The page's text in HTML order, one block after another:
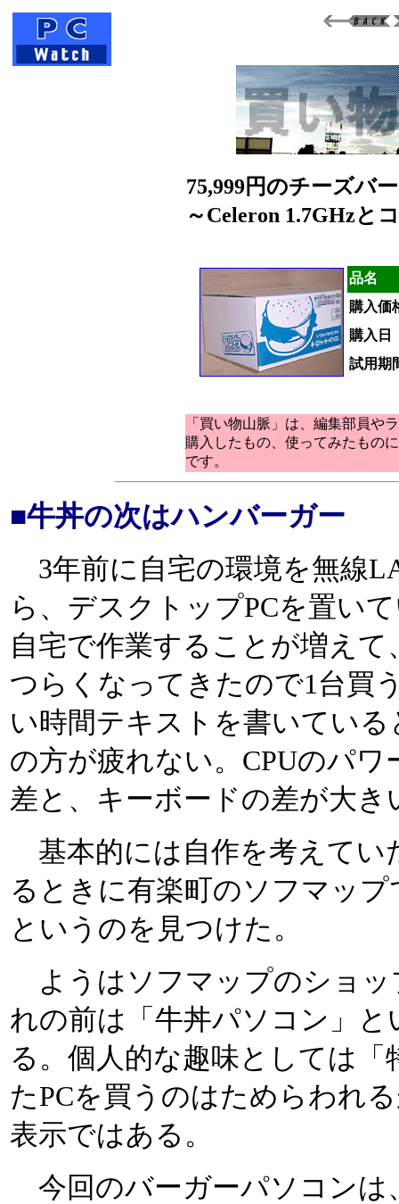
75,999円のチーズバ
～Celeron 1.7GHzと
品名
購入価
購入日
試用期
「買い物山脈」は、編集部員や
購入したもの、使ってみたもの
です。
■牛丼の次はハンバーガー
3年前に自宅の環境を無線
ら、デスクトップPCを置い
自宅で作業することが増え
つらくなってきたので1台買
い時間テキストを書いてい
の方が疲れない。CPUのパ
差と、キーボードの差が大
基本的には自作を考えてい
るときに有楽町のソフマッ
というのを見つけた。
ようはソフマップのショッ
れの前は「牛丼パソコン」
る。個人的な趣味としては
たPCを買うのはためらわれ
表示ではある。
今回のバーガーパソコンは